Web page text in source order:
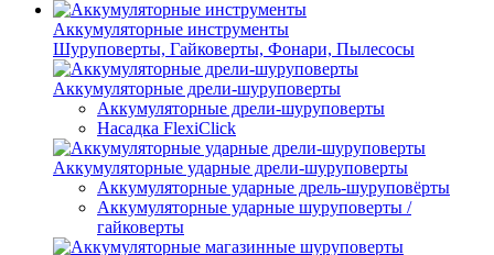
Аккумуляторные инструменты
Шуруповерты, Гайковерты, Фонари, Пылесосы
Аккумуляторные дрели-шуруповерты
Аккумуляторные дрели-шуруповерты
Насадка FlexiClick
Аккумуляторные ударные дрели-шуруповерты
Аккумуляторные ударные дрель-шуруповёрты
Аккумуляторные ударные шуруповерты /
гайковерты